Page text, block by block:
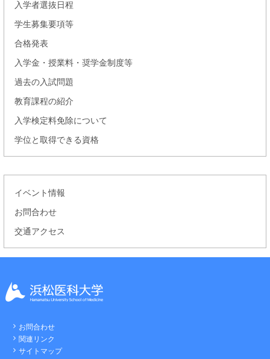
入学者選抜日程
学生募集要項等
合格発表
入学金・授業料・奨学金制度等
過去の入試問題
教育課程の紹介
入学検定料免除について
学位と取得できる資格
イベント情報
お問合わせ
交通アクセス
お問合わせ
関連リンク
サイトマップ